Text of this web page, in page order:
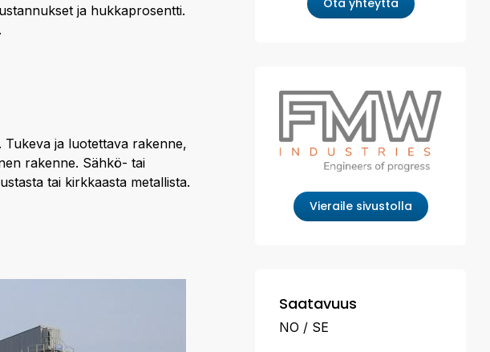
ja hukkaprosentti.
Tukeva ja luotettava rakenne,
rakenne. Sähkö- tai
tai kirkkaasta metallista.
Ota yhteyttä
Vieraile sivustolla
Saatavuus
NO SE